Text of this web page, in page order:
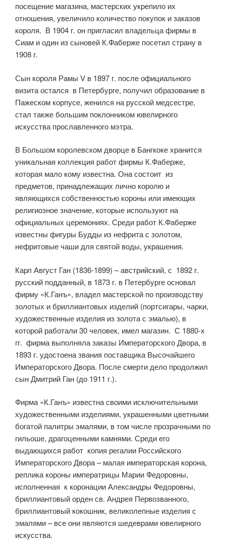
посещение магазина, мастерских укрепило их
отношения, увеличило количество покупок и заказов
короля. В 1904 г. он пригласил владельца фирмы в
Сиам и один из сыновей К.Фаберже посетил страну в
1908 г.
Сын короля Рамы V в 1897 г. после официального
визита остался в Петербурге, получил образование в
Пажеском корпусе, женился на русской медсестре,
стал также большим поклонником ювелирного
искусства прославленного мэтра.
В Большом королевском дворце в Бангкоке хранится
уникальная коллекция работ фирмы К.Фаберже,
которая мало кому известна. Она состоит из
предметов, принадлежащих лично королю и
являющихся собственностью короны или имеющих
религиозное значение, которые используют на
официальных церемониях. Среди работ К.Фаберже
известны фигуры Будды из нефрита с золотом,
нефритовые чаши для святой воды, украшения.
Карл Август Ган (1836-1899) – австрийский, с 1892 г.
русский подданный, в 1873 г. в Петербурге основал
фирму «К.Ганъ», владел мастерской по производству
золотых и бриллиантовых изделий (портсигары, чарки,
художественные изделия из золота с эмалью), в
которой работали 30 человек, имел магазин. С 1880-х
гг. фирма выполняла заказы Императорского Двора, в
1893 г. удостоена звания поставщика Высочайшего
Императорского Двора. После смерти дело продолжил
сын Дмитрий Ган (до 1911 г.).
Фирма «К.Ганъ» известна своими исключительными
художественными изделиями, украшенными цветными
богатой палитры эмалями, в том числе прозрачными по
гильоше, драгоценными камнями. Среди его
выдающихся работ копия регалии Российского
Императорского Двора – малая императорская корона,
реплика короны императрицы Марии Федоровны,
исполненная к коронации Александры Федоровны,
бриллиантовый орден св. Андрея Первозванного,
бриллиантовый кокошник, великолепные изделия с
эмалями – все они являются шедеврами ювелирного
искусства.